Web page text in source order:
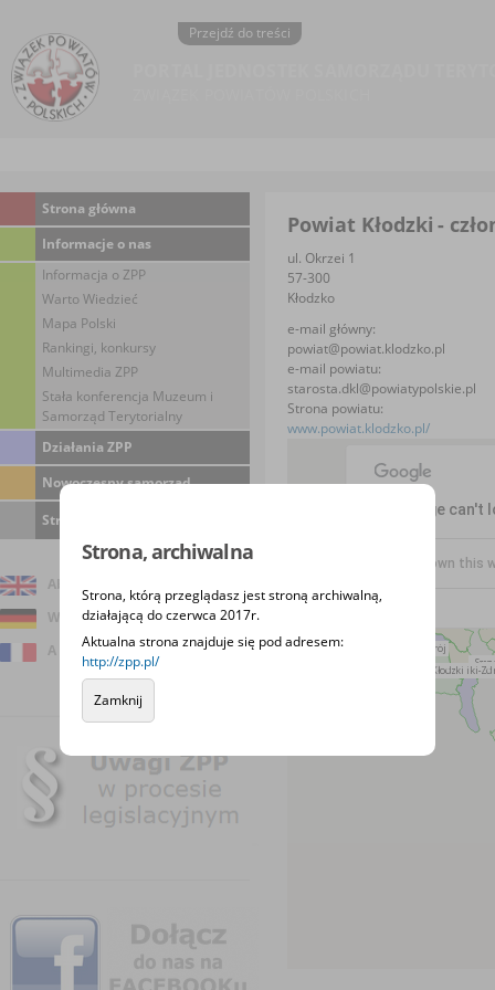
Strona, archiwalna
Strona, którą przeglądasz jest stroną archiwalną,
działającą do czerwca 2017r.
Aktualna strona znajduje się pod adresem:
http://zpp.pl/
Zamknij
Przejdź do treści
Strona główna
Informacje o nas
Informacja o ZPP
Warto Wiedzieć
Mapa Polski
Rankingi, konkursy
Multimedia ZPP
Stała konferencja Muzeum i
Samorząd Terytorialny
Działania ZPP
Nowoczesny samorząd
Strona archiwalna
About us
Wir über uns
A propos de nous
Powiat Kłodzki -
ul. Okrzei 1
57-300
Kłodzko
e-mail główny:
powiat@powiat.klodzko.pl
e-mail powiatu:
starosta.dkl@powiatypolskie.pl
Strona powiatu:
www.powiat.klodzko.pl/
This page
Do you own this